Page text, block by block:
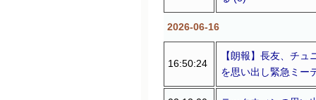
2026-06-16
16:50:24
【朗報】長友、チ
を思い出し緊急ミー